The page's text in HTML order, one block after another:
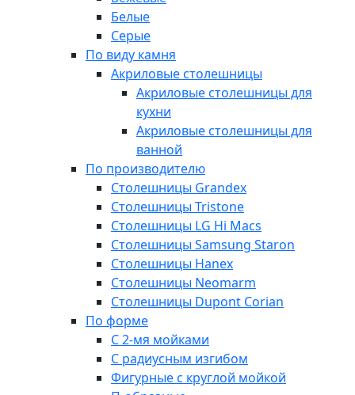
Белые
Серые
По виду камня
Акриловые столешницы
Акриловые столешницы для
кухни
Акриловые столешницы для
ванной
По производителю
Столешницы Grandex
Столешницы Tristone
Столешницы LG Hi Macs
Столешницы Samsung Staron
Столешницы Hanex
Столешницы Neomarm
Столешницы Dupont Corian
По форме
С 2-мя мойками
С радиусным изгибом
Фигурные с круглой мойкой